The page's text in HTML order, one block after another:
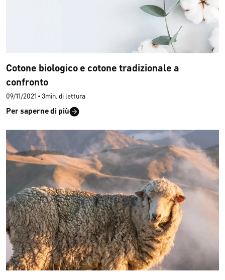
Cotone biologico e cotone tradizionale a
confronto
09/11/2021 • 3min. di lettura
Per saperne di più